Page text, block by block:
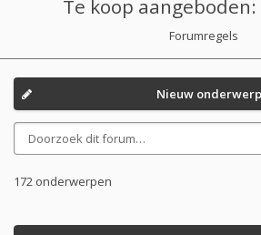
Te koop
Forumregels
Nieuw onderwerp
172 onderwerpen